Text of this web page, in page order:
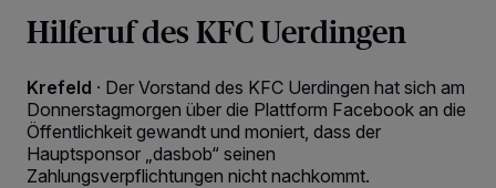
Hilferuf des KFC Uerdingen
Krefeld · Der Vorstand des KFC Uerdingen hat sich am
Donnerstagmorgen über die Plattform Facebook an die
Öffentlichkeit gewandt und moniert, dass der
Hauptsponsor „dasbob“ seinen
Zahlungsverpflichtungen nicht nachkommt.
Wir und unsere 218
-Partner speichern und greifen auf
Tracking-Technologien für die unter „Wir und unsere Partner
verarbeiten Daten, um Ihnen Dienste bereitzustellen“ aufgeführten
Zwecke. Wenn Tracker deaktiviert sind, sind manche Inhalte und
Anzeigen möglicherweise nicht mehr so relevant für Sie. Sie können
dieses Menü jederzeit wieder aufrufen, um Ihre Einstellungen zu
ändern oder Ihre Einwilligung zu widerrufen, indem Sie auf den Link